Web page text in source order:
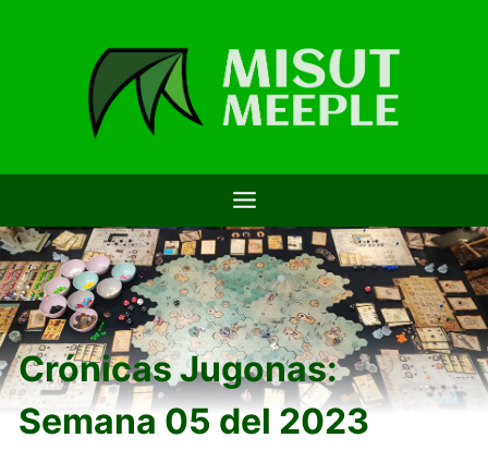
Crónicas Jugonas:
Semana 05 del 2023